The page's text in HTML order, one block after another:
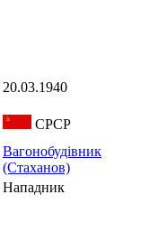
20.03.1940
СРСР
Вагонобудівник
(Стаханов)
Нападник